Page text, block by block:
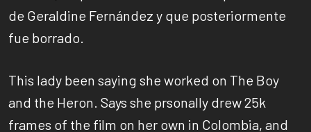
de Geraldine Fernández y que posteriormente
fue borrado.
This lady been saying she worked on The Boy
and the Heron. Says she prsonally drew 25k
frames of the film on her own in Colombia, and